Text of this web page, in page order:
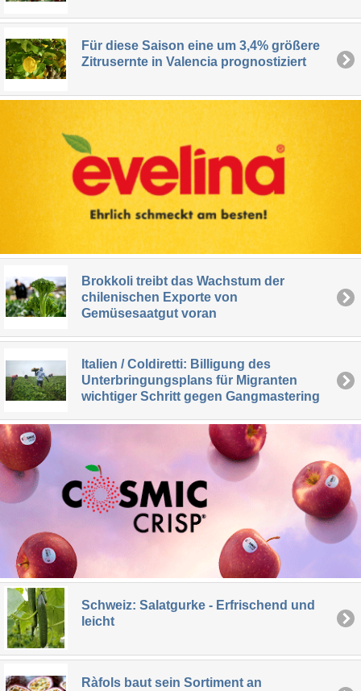
Für diese Saison eine um 3,4% größere
Zitrusernte in Valencia prognostiziert
Brokkoli treibt das Wachstum der
chilenischen Exporte von
Gemüsesaatgut voran
Italien / Coldiretti: Billigung des
Unterbringungsplans für Migranten
wichtiger Schritt gegen Gangmastering
Schweiz: Salatgurke - Erfrischend und
leicht
Ràfols baut sein Sortiment an